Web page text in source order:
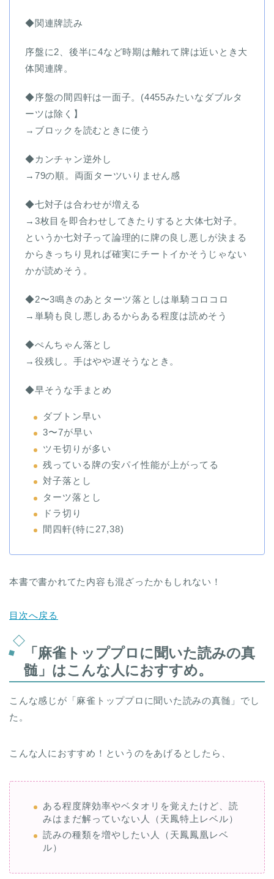
◆関連牌読み
序盤に2 、後半に4など時期は離れて牌は近いとき大
体関連牌。
◆序盤の間四軒は一面子。 (4455みたいなダブルタ
ーツは除く 】
→ブロックを読むときに使う
◆カンチャン逆外し
→79の順。両面ターツいりません感
◆七対子は合わせが増える
→3枚目を即合わせしてきたりすると大体七対子。
というか七対子って論理的に牌の良し悪しが決まる
からきっちり見れば確実にチートイかそうじゃない
かが読めそう。
◆2〜3鳴きのあとターツ落としは単騎コロコロ
→単騎も良し悪しあるからある程度は読めそう
◆ぺんちゃん落とし
→ 役残し。手はやや遅そうなとき。
◆早そうな手まとめ
ダブトン早い
3〜7が早い
ツモ切りが多い
残っている牌の安パイ性能が上がってる
対子落とし
ターツ落とし
ドラ切り
間四軒(特に 27,38)
本書で書かれてた内容も混ざったかもしれない！
目次へ戻る
「麻雀トッププロに聞いた読みの真
髄」はこんな人におすすめ。
こんな感じが「麻雀トッププロに聞いた読みの真髄」でし
た。
こんな人におすすめ！というのをあげるとしたら、
ある程度牌効率やベタオリを覚えたけど、読
みはまだ解っていない人（天鳳特上レベル）
読みの種類を増やしたい人（天鳳鳳凰レベ
ル）